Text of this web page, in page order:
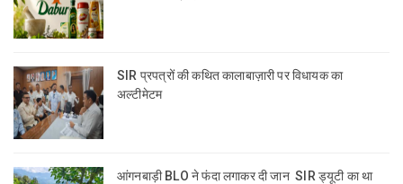
SIR प्रपत्रों की कथित कालाबाज़ारी पर विधायक का
अल्टीमेटम
आंगनबाड़ी BLO ने फंदा लगाकर दी जान SIR ड्यूटी का था